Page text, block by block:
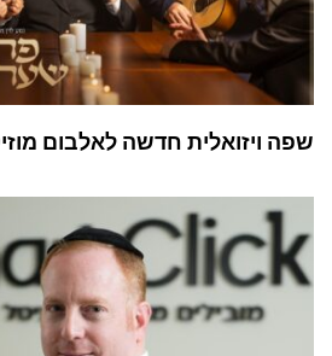
שפה ויזואלית חדשה לאלבום